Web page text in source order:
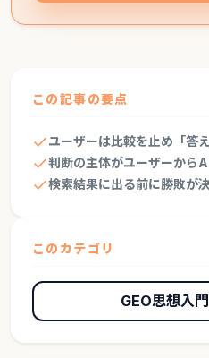
この記事の要点
ユーザーは比較を止め「答
判断の主体がユーザーから
検索結果に出る前に勝敗が
このカテゴリ
GEO思想入